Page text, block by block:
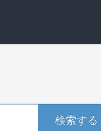
検索する